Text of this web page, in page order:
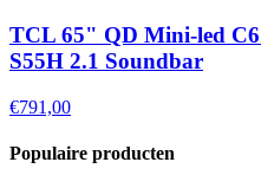
TCL 65" QD Mini-led
S55H 2.1 Soundbar
€791,00
Populaire producten